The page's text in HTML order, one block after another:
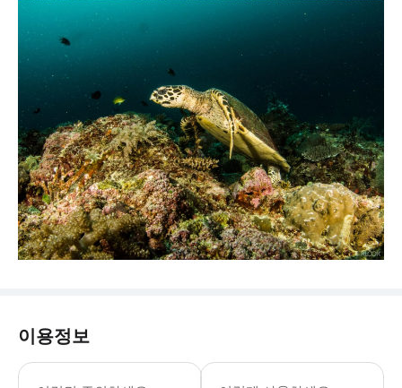
이용정보